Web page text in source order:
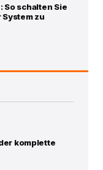
So schalten Sie
zu
komplette